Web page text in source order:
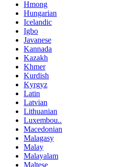
Hmong
Hungarian
Icelandic
Igbo
Javanese
Kannada
Kazakh
Khmer
Kurdish
Kyrgyz
Latin
Latvian
Lithuanian
Luxembou..
Macedonian
Malagasy
Malay
Malayalam
Maltese